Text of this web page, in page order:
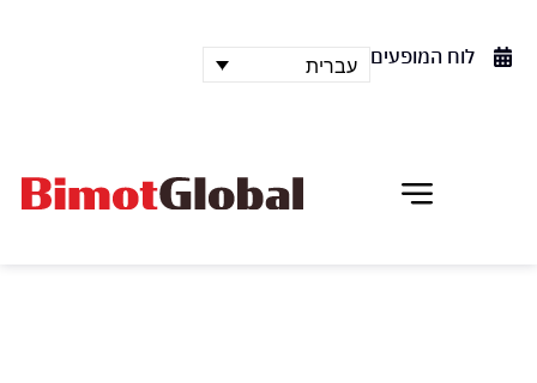
לוח המופעים עברית